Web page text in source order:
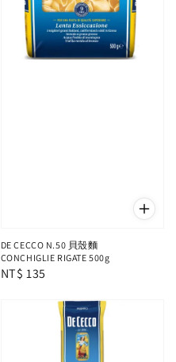
DE CECCO N.50 貝殼麵
CONCHIGLIE RIGATE 500g
Regular
NT$ 135